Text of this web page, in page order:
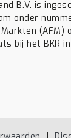
B.V. is
onder
(AFM)
bij het BKR